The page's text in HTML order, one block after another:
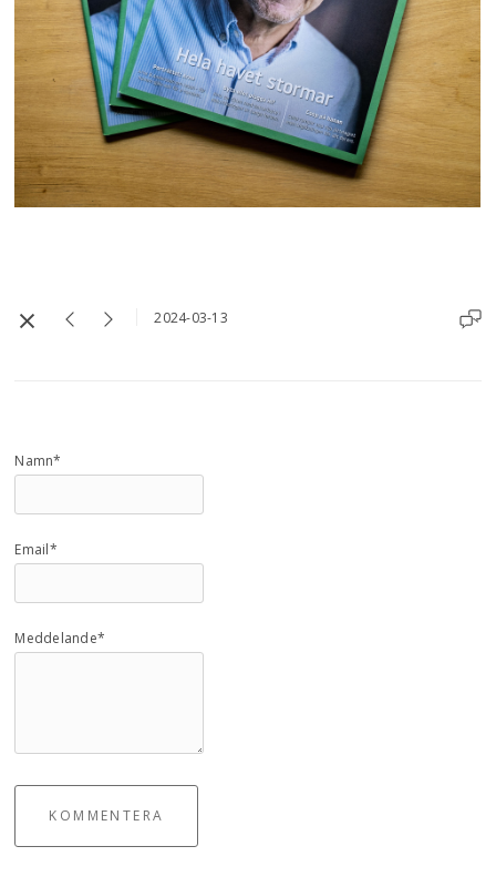
2024-03-13
Namn*
Email*
Meddelande*
KOMMENTERA